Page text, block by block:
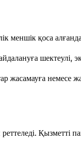
меншік қоса
шектеулі,
жасамауға немесе
Қызметті